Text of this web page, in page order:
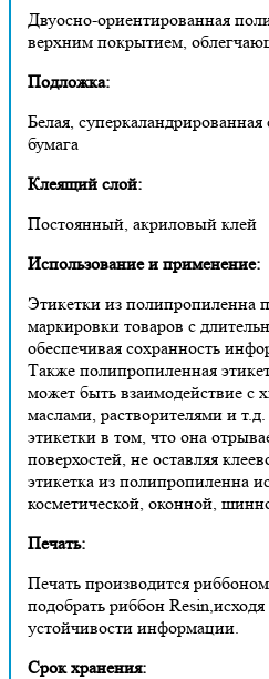
Двуосно-ориентированная
верхним покрытием,
Подложка:
Белая,
бумага
Клеящий слой:
Постоянный, акриловый клей
Использование и применение:
Этикетки из полипропиленна
маркировки товаров с
обеспечивая сохранность
Также полипропиленная
может быть взаимодействие с
маслами, растворителями и
этикетки в том, что она
поверхостей, не оставляя
этикетка из полипропиленна
косметической, оконной,
Печать:
Печать производится
подобрать риббон
устойчивости информации.
Срок хранения: